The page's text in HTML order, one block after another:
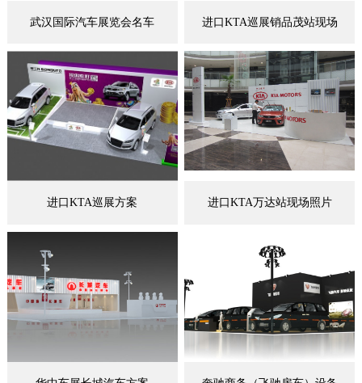
武汉国际汽车展览会名车 进口KTA巡展销品茂站现场
进口KTA巡展方案 进口KTA万达站现场照片